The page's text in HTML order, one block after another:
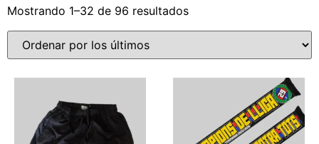
Mostrando 1–32 de 96 resultados